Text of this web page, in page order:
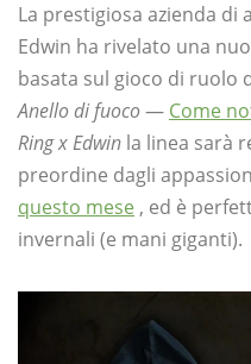
La prestigiosa azienda di
Edwin ha rivelato una
basata sul gioco di ruolo
Anello di fuoco— Come
Ring x Edwin la linea sarà
preordine dagli
questo mese , ed è
invernali (e mani giganti).